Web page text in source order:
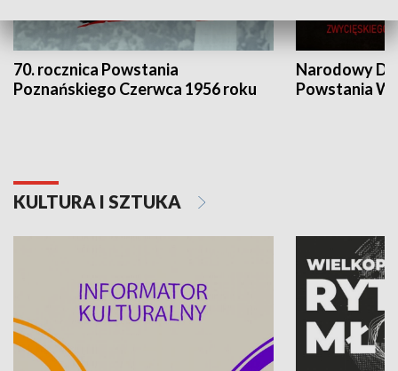
70. rocznica Powstania
Poznańskiego Czerwca 1956 roku
Narodowy
Powstania
KULTURA I SZTUKA